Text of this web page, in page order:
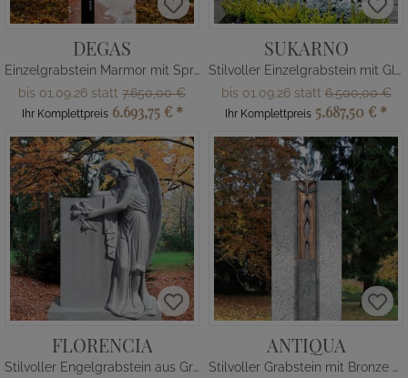
DEGAS
Einzelgrabstein Marmor mit Spruch
bis 01.09.26 statt 7.650,00 €
Ihr Komplettpreis 6.693,75 € *
SUKARNO
Stilvoller Einzelgrabstein mit Glaselement aus Kalkstein
bis 01.09.26 statt6.500,00 €
Ihr Komplettpreis 5.687,50 € *
FLORENCIA
Stilvoller Engelgrabstein aus Granit
ANTIQUA
Stilvoller Grabstein mit Bronze Baum